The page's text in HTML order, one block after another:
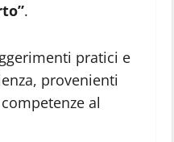
.
pratici e
provenienti
al